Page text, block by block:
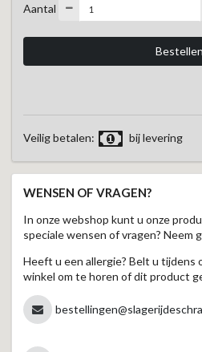
Aantal
Veilig betalen: bij levering
WENSEN OF VRAGEN?
In onze webshop kunt u onze
speciale wensen of vragen? Neem
Heeft u een allergie? Belt u tijdens
winkel om te horen of dit product